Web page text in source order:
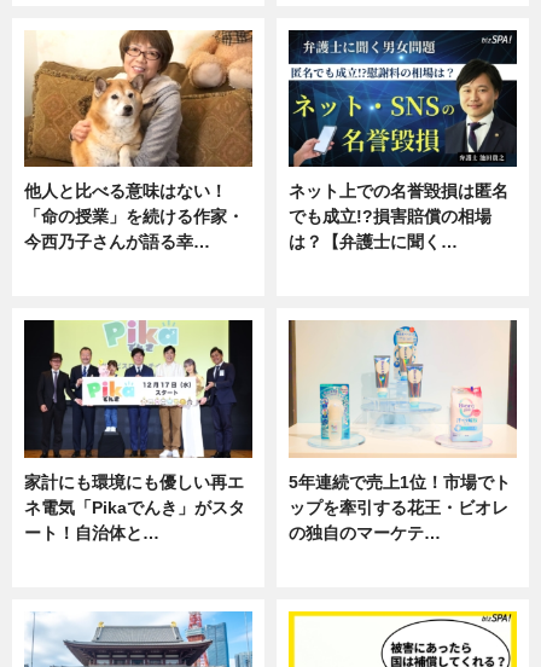
他人と比べる意味はない！
「命の授業」を続ける作家・
今西乃子さんが語る幸…
ネット上での名誉毀損は匿名
でも成立!?損害賠償の相場
は？【弁護士に聞く…
家計にも環境にも優しい再エ
ネ電気「Pikaでんき」がスタ
ート！自治体と…
5年連続で売上1位！市場でト
ップを牽引する花王・ビオレ
の独自のマーケテ…